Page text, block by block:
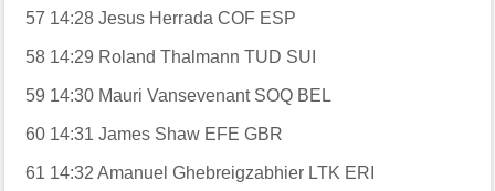
57 14:28 Jesus Herrada COF ESP
58 14:29 Roland Thalmann TUD SUI
59 14:30 Mauri Vansevenant SOQ BEL
60 14:31 James Shaw EFE GBR
61 14:32 Amanuel Ghebreigzabhier LTK ERI